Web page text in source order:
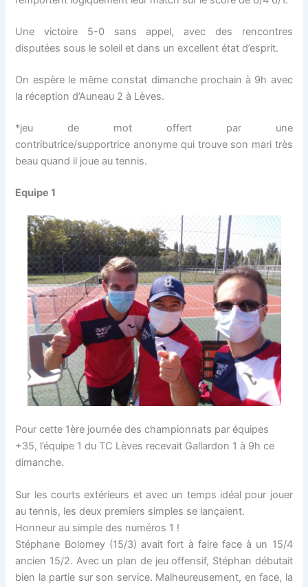
Une victoire 5-0 sans appel, avec des rencontres
disputées sous le soleil et dans un excellent état d’esprit.
On espère le même constat dimanche prochain à 9h avec
la réception d’Auneau 2 à Lèves.
*jeu de mot offert par une
contributrice/supportrice anonyme qui trouve son mari très
beau quand il joue au tennis.
Equipe 1
Pour cette 1ère journée des championnats par équipes
+35, l’équipe 1 du TC Lèves recevait Gallardon 1 à 9h ce
dimanche.
Sur les courts extérieurs et avec un temps idéal pour jouer
au tennis, les deux premiers simples se lançaient.
Honneur au simple des numéros 1 !
Stéphane Bolomey (15/3) avait fort à faire face à un 15/4
ancien 15/2. Avec un plan de jeu offensif, Stéphan débutait
bien la partie sur son service. Malheureusement, en face, la